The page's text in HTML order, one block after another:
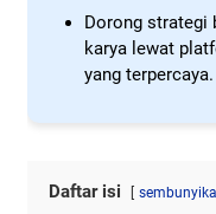
Dorong strategi
karya lewat
yang terpercaya.
Daftar isi